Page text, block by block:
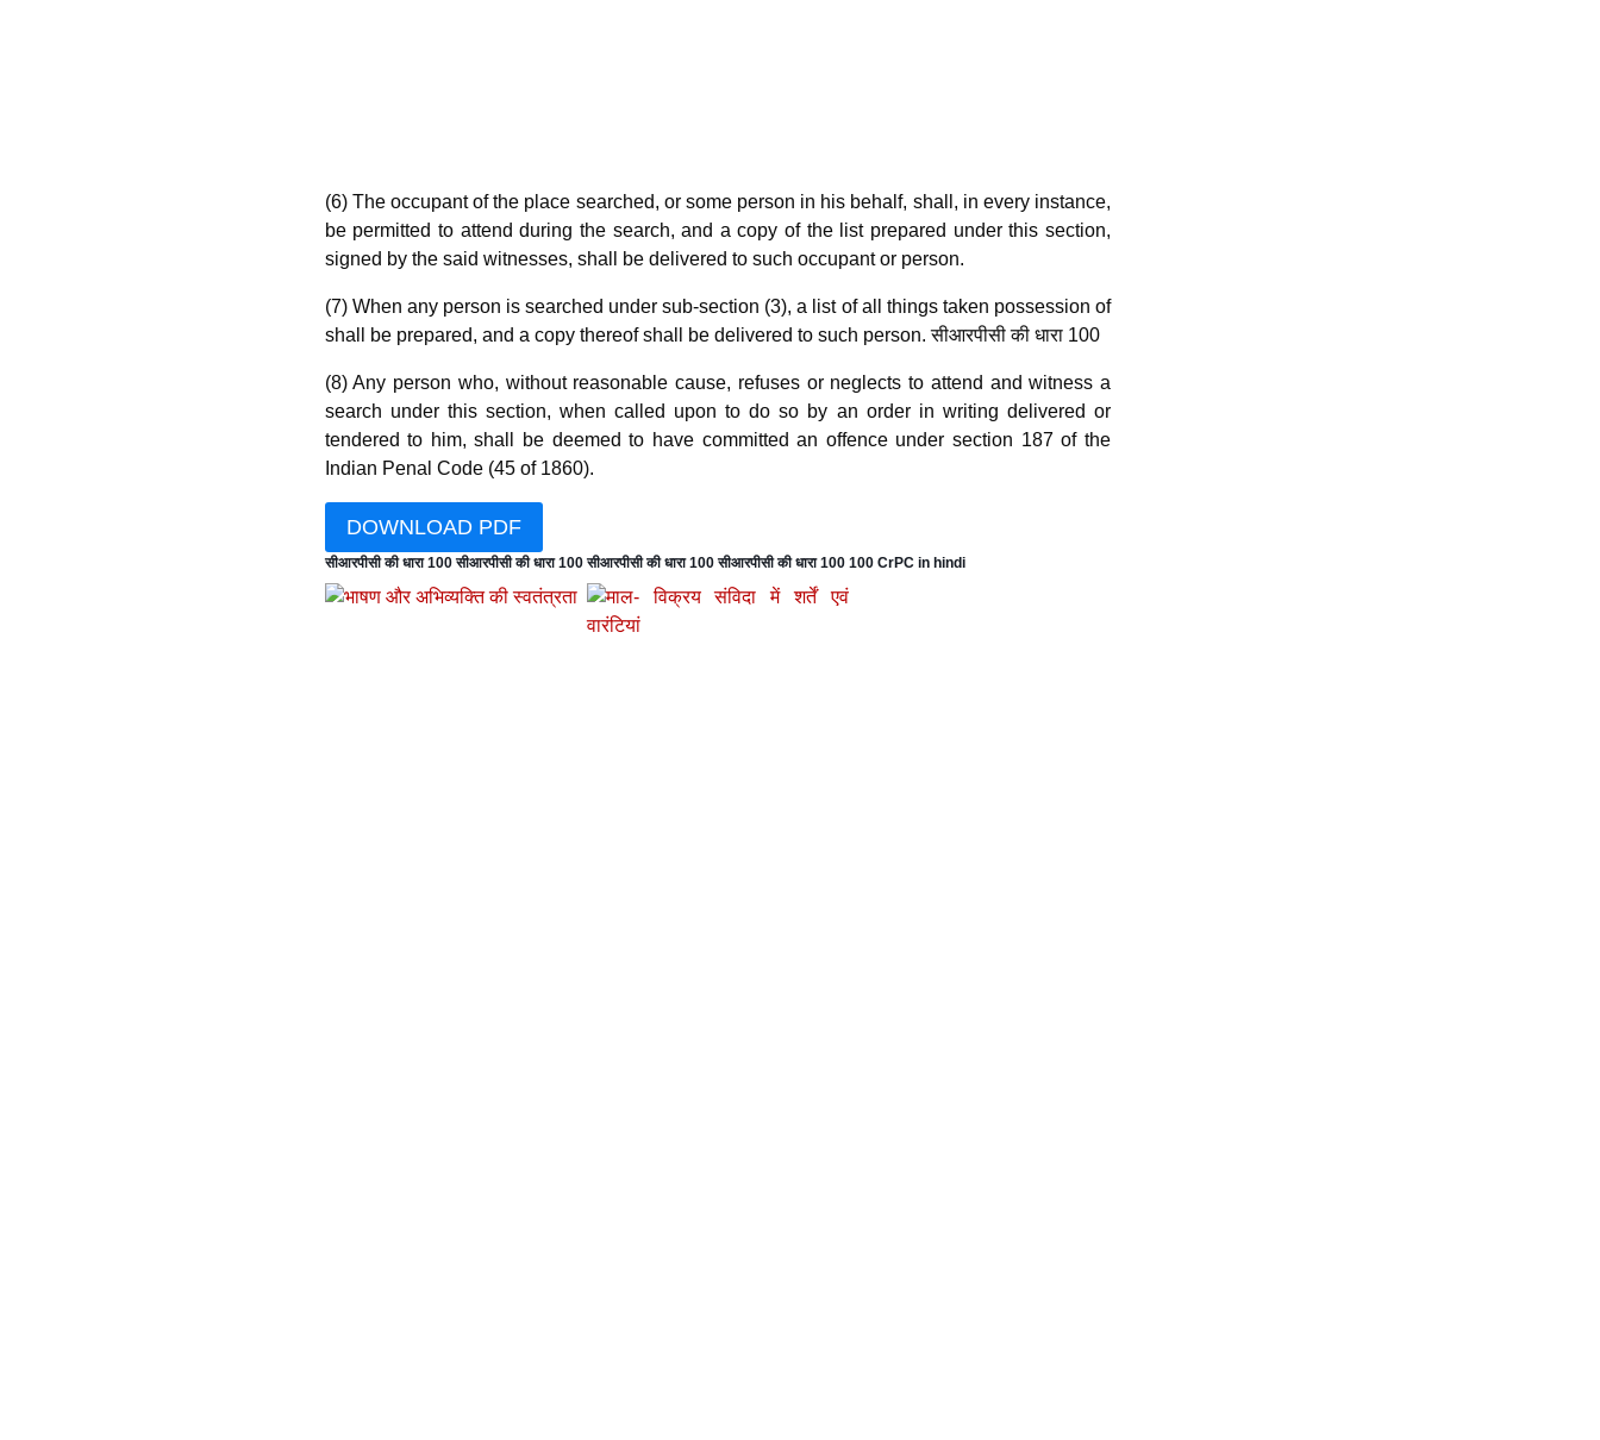
(6) The occupant of the place searched, or some person in his behalf, shall, in every instance,
be permitted to attend during the search, and a copy of the list prepared under this section,
signed by the said witnesses, shall be delivered to such occupant or person.
(7) When any person is searched under sub-section (3), a list of all things taken possession of
shall be prepared, and a copy thereof shall be delivered to such person. सीआरपीसी की धारा 100
(8) Any person who, without reasonable cause, refuses or neglects to attend and witness a
search under this section, when called upon to do so by an order in writing delivered or
tendered to him, shall be deemed to have committed an offence under section 187 of the
Indian Penal Code (45 of 1860).
DOWNLOAD PDF
सीआरपीसी की धारा 100 सीआरपीसी की धारा 100 सीआरपीसी की धारा 100 सीआरपीसी की धारा 100 100 CrPC in hindi